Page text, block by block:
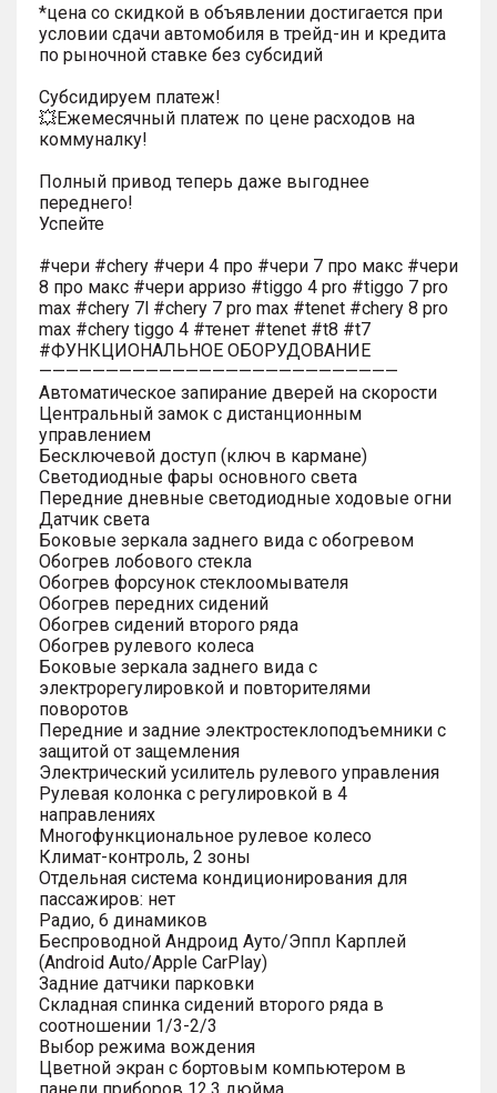
*цена со скидкой в объявлении достигается при
условии сдачи автомобиля в трейд-ин и кредита
по рыночной ставке без субсидий
Субсидируем платеж!
💥Ежемесячный платеж по цене расходов на
коммуналку!
Полный привод теперь даже выгоднее
переднего!
Успейте
#чери #chery #чери 4 про #чери 7 про макс #чери
8 про макс #чери арризо #tiggo 4 pro #tiggo 7 pro
max #chery 7l #chery 7 pro max #tenet #chery 8 pro
max #chery tiggo 4 #тенет #tenet #t8 #t7
#ФУНКЦИОНАЛЬНОЕ ОБОРУДОВАНИЕ
———————————————————————————
Автоматическое запирание дверей на скорости
Центральный замок с дистанционным
управлением
Бесключевой доступ (ключ в кармане)
Светодиодные фары основного света
Передние дневные светодиодные ходовые огни
Датчик света
Боковые зеркала заднего вида с обогревом
Обогрев лобового стекла
Обогрев форсунок стеклоомывателя
Обогрев передних сидений
Обогрев сидений второго ряда
Обогрев рулевого колеса
Боковые зеркала заднего вида с
электрорегулировкой и повторителями
поворотов
Передние и задние электростеклоподъемники с
защитой от защемления
Электрический усилитель рулевого управления
Рулевая колонка с регулировкой в 4
направлениях
Многофункциональное рулевое колесо
Климат-контроль, 2 зоны
Отдельная система кондиционирования для
пассажиров: нет
Радио, 6 динамиков
Беспроводной Андроид Ауто/Эппл Карплей
(Android Auto/Apple CarPlay)
Задние датчики парковки
Складная спинка сидений второго ряда в
соотношении 1/3-2/3
Выбор режима вождения
Цветной экран с бортовым компьютером в
панели приборов 12.3 дюйма